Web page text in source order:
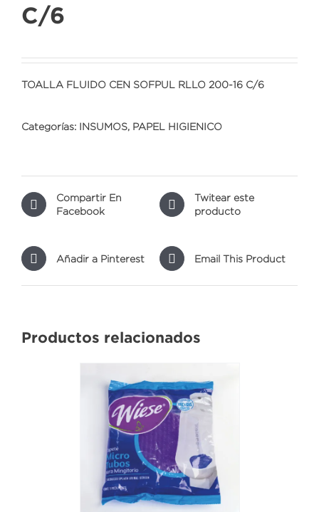
C/6
TOALLA FLUIDO CEN SOFPUL RLLO 200-16 C/6
Categorías: INSUMOS, PAPEL HIGIENICO
Compartir En
Facebook
Twitear este
producto
Añadir a Pinterest Email This Product
Productos relacionados